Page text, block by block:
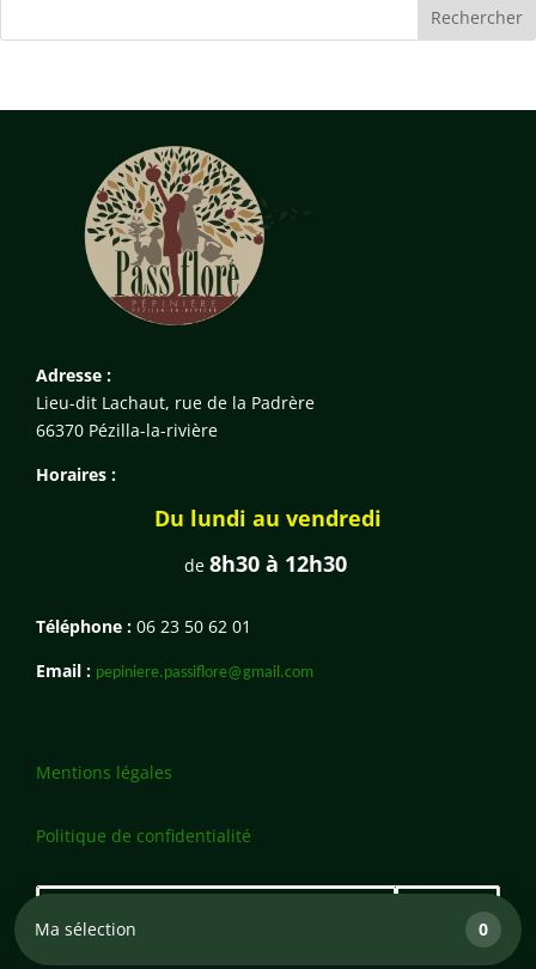
Adresse :
Lieu-dit Lachaut, rue de la Padrère
66370 Pézilla-la-rivière
Horaires :
Du lundi au vendredi
de 8h30 à 12h30
Téléphone : 06 23 50 62 01
Email : pepiniere.passiflore@gmail.com
Mentions légales
Politique de confidentialité
Ma sélection 0